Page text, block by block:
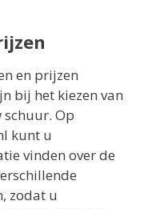
en prijzen
bij het kiezen van
Op
kunt u
vinden over de
zodat u